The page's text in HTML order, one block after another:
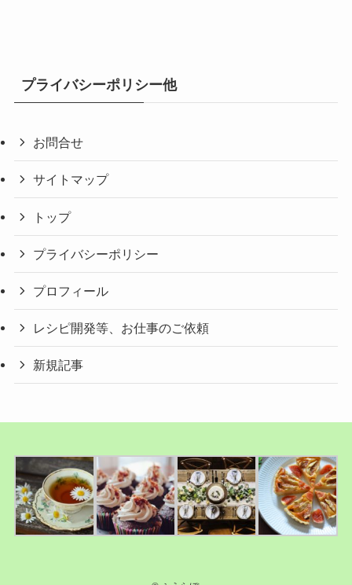
プライバシーポリシー他
お問合せ
サイトマップ
トップ
プライバシーポリシー
プロフィール
レシピ開発等、お仕事のご依頼
新規記事